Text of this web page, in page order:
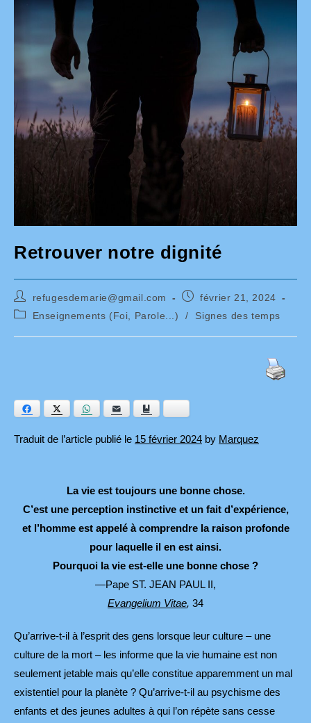
Retrouver notre dignité
Auteur/autrice
de
la
publication :
refugesdemarie@gmail.com
Publication
février 21, 2024
PostEnseignements (Foi, Parole...) / Signes des temps
Facebook Twitter WhatsAppE-mail
Traduit de l’article publié le 15 février 2024 by Marquez
La vie est toujours une bonne chose.
C’est une perception instinctive et un fait d’expérience,
et l’homme est appelé à comprendre la raison profonde
pour laquelle il en est ainsi.
Pourquoi la vie est-elle une bonne chose ?
—Pape ST. JEAN PAUL II,
Evangelium Vitae, 34
Qu’arrive-t-il à l’esprit des gens lorsque leur culture – une
culture de la mort – les informe que la vie humaine est non
seulement jetable mais qu’elle constitue apparemment un mal
existentiel pour la planète ? Qu’arrive-t-il au psychisme des
enfants et des jeunes adultes à qui l’on répète sans cesse